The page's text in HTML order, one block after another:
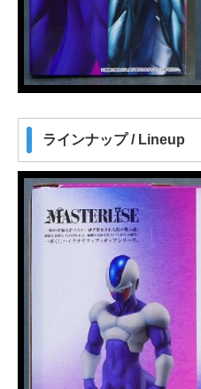
ラインナップ / Lineup